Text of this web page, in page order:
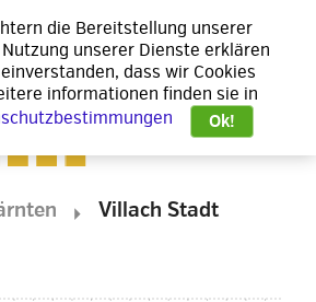
Villach Stadt
die Bereitstellung unserer
unserer Dienste erklären
dass wir Cookies
informationen finden sie in
Ok!